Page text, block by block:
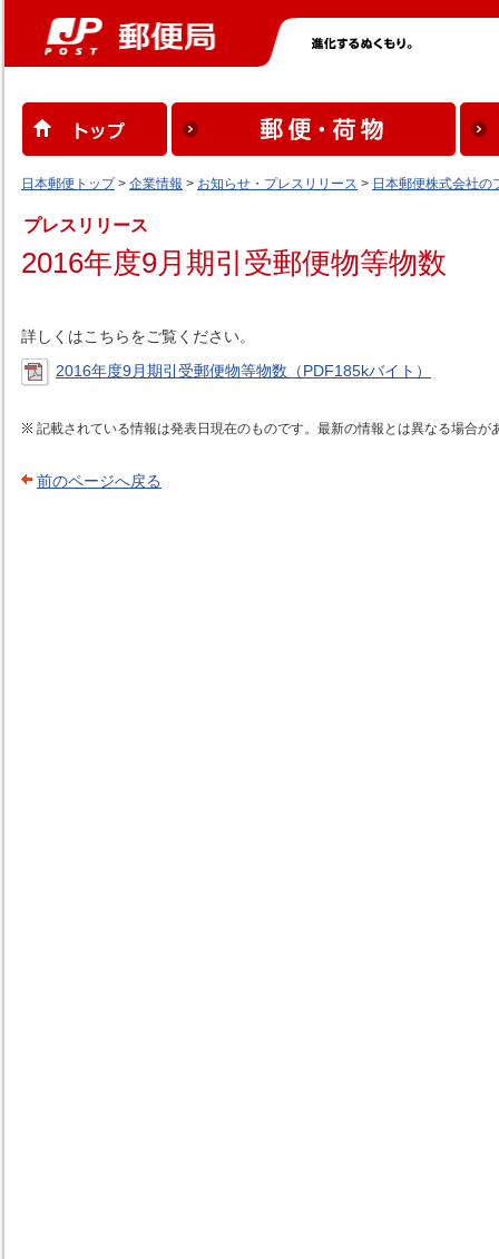
日本郵便トップ> 企業情報 > お知らせ・プレスリリース > 日本郵便株式会社の
プレスリリース
2016年度9月期引受郵便物等物数
詳しくはこちらをご覧ください。
2016年度9月期引受郵便物等物数（PDF185kバイト）
記載されている情報は発表日現在のものです。最新の情報とは異なる場合が
前のページへ戻る